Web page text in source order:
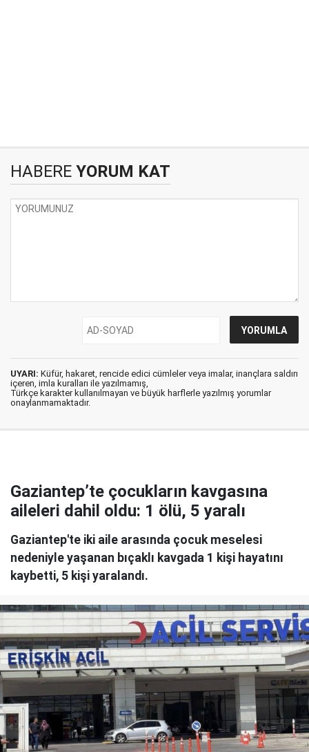
HABERE YORUM KAT
UYARI: Küfür, hakaret, rencide edici cümleler veya imalar, inançlara saldırı
içeren, imla kuralları ile yazılmamış,
Türkçe karakter kullanılmayan ve büyük harflerle yazılmış yorumlar
onaylanmamaktadır.
Gaziantep’te çocukların kavgasına
aileleri dahil oldu: 1 ölü, 5 yaralı
Gaziantep'te iki aile arasında çocuk meselesi
nedeniyle yaşanan bıçaklı kavgada 1 kişi hayatını
kaybetti, 5 kişi yaralandı.